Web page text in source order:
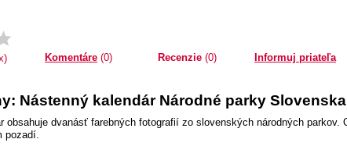
Komentáre (0) Recenzie(0) Informuj priateľa
Nástenný kalendár Národné parky Slovenska
obsahuje dvanásť farebných fotografií zo slovenských národných parkov.
pozadí.